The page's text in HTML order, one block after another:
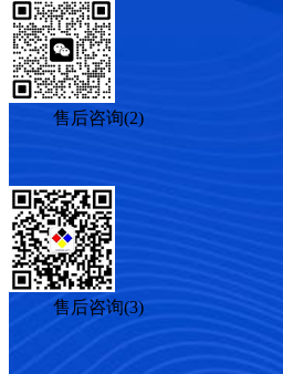
售后咨询(2)
售后咨询(3)